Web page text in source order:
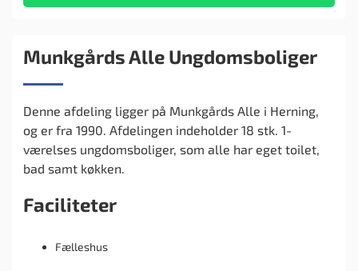
Munkgårds Alle Ungdomsboliger
Denne afdeling ligger på Munkgårds Alle i Herning,
og er fra 1990. Afdelingen indeholder 18 stk. 1-
værelses ungdomsboliger, som alle har eget toilet,
bad samt køkken.
Faciliteter
Fælleshus